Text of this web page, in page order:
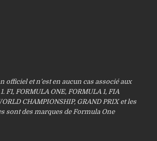
officiel et n’est en aucun cas associé aux
F1, FORMULA ONE, FORMULA 1, FIA
CHAMPIONSHIP, GRAND PRIX et les
sont des marques de Formula One